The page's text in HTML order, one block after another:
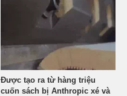
Được tạo ra từ hàng triệu
cuốn sách bị Anthropic xé và